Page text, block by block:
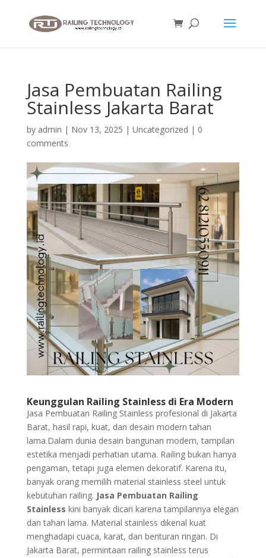
Jasa Pembuatan Railing
Stainless Jakarta Barat
by admin | Nov 13, 2025 | Uncategorized | 0
comments
Keunggulan Railing Stainless di Era Modern
Jasa Pembuatan Railing Stainless profesional di Jakarta
Barat, hasil rapi, kuat, dan desain modern tahan
lama.Dalam dunia desain bangunan modern, tampilan
estetika menjadi perhatian utama. Railing bukan hanya
pengaman, tetapi juga elemen dekoratif. Karena itu,
banyak orang memilih material stainless steel untuk
kebutuhan railing. Jasa Pembuatan Railing
Stainless kini banyak dicari karena tampilannya elegan
dan tahan lama. Material stainless dikenal kuat
menghadapi cuaca, karat, dan benturan ringan. Di
Jakarta Barat, permintaan railing stainless terus